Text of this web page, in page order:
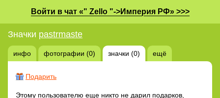
Войти в чат «" Zello "->Империя РФ» >>>
Значки pastrmaste
инфо фотографии (0) значки (0) ещё
Подарить
Этому пользователю еще никто не дарил подарков,